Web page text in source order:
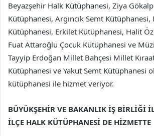
Beyazşehir Halk Kütüphanesi, Ziya
Kütüphanesi, Argıncık Semt Kütüphanesi,
Kütüphanesi, Erkilet Kütüphanesi, Halit
Fuat Attaroğlu Çocuk Kütüphanesi ve
Tayyip Erdoğan Millet Bahçesi Millet
Kütüphanesi ve Yakut Semt Kütüphanesi
kütüphanesi ile hizmet veriyor.
BÜYÜKŞEHİR VE BAKANLIK İŞ BİRLİĞİ
İLÇE HALK KÜTÜPHANESİ DE HİZMETTE